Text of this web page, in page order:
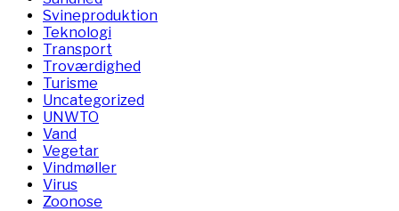
Svineproduktion
Teknologi
Transport
Troværdighed
Turisme
Uncategorized
UNWTO
Vand
Vegetar
Vindmøller
Virus
Zoonose